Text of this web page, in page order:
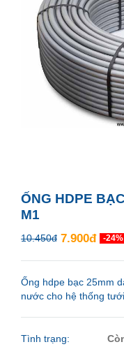
ỐNG HDPE
M1
10.450đ 7.900đ -24%
Ống hdpe bạc 25mm
nước cho hệ thống
Tình trạng: